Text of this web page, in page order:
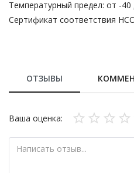
Температурный предел: от -40
Сертификат соответствия
ОТЗЫВЫ
Ваша оценка: